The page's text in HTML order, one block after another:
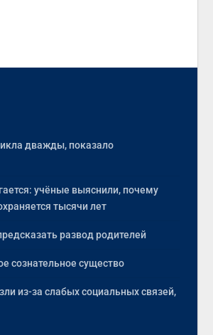
дважды, показало
учёные выяснили, почему
тысячи лет
развод родителей
сознательное существо
из-за слабых социальных связей,